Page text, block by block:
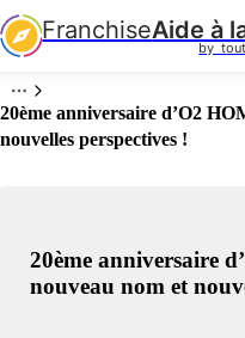
FranchiseAide à
by
20ème anniversaire d’O2
nouvelles perspectives !
20ème anniversaire
nouveau nom et